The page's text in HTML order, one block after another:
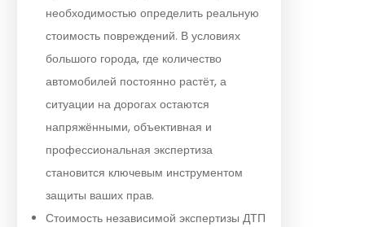
необходимостью определить реальную
стоимость повреждений. В условиях
большого города, где количество
автомобилей постоянно растёт, а
ситуации на дорогах остаются
напряжёнными, объективная и
профессиональная экспертиза
становится ключевым инструментом
защиты ваших прав.
Стоимость независимой экспертизы ДТП